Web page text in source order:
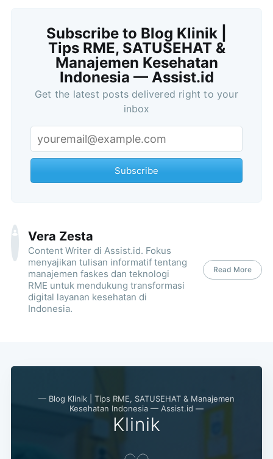
Subscribe to Blog Klinik |
Tips RME, SATUSEHAT &
Manajemen Kesehatan
Indonesia — Assist.id
Get the latest posts delivered right to your
inbox
Subscribe
Vera Zesta
Content Writer di Assist.id. Fokus
menyajikan tulisan informatif tentang
manajemen faskes dan teknologi
RME untuk mendukung transformasi
digital layanan kesehatan di
Indonesia.
Read More
— Blog Klinik | Tips RME, SATUSEHAT & Manajemen
Kesehatan Indonesia — Assist.id —
Klinik